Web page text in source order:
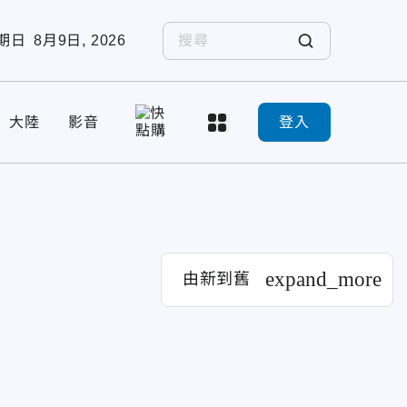
日 8月9日, 2026
大陸 影音 登入
由新到舊 expand_more